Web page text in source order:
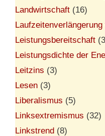
Landwirtschaft (16)
Leistungsbereitschaft
Leistungsdichte der
Leitzins (3)
Lesen (3)
Liberalismus (5)
Linksextremismus (32)
Linkstrend (8)